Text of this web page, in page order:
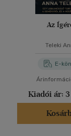
Az
Teleki
E-
Kiadói ár: